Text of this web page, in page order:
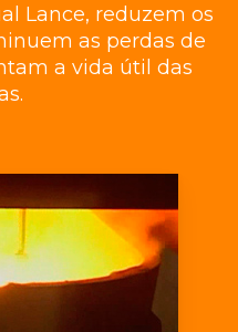
Lance, reduzem os
as perdas de
a vida útil das